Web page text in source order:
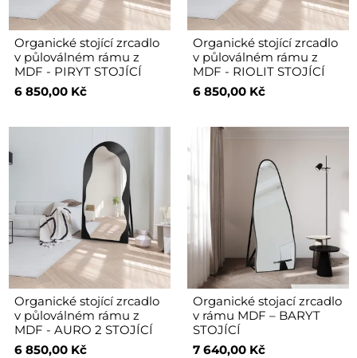
Organické stojící zrcadlo
v půloválném rámu z
MDF - PIRYT STOJÍCÍ
6 850,00 Kč
Organické stojící zrcadlo
v půloválném rámu z
MDF - RIOLIT STOJÍCÍ
6 850,00 Kč
Organické stojící zrcadlo
v půloválném rámu z
MDF - AURO 2 STOJÍCÍ
6 850,00 Kč
Organické stojací zrcadlo
v rámu MDF – BARYT
STOJÍCÍ
7 640,00 Kč